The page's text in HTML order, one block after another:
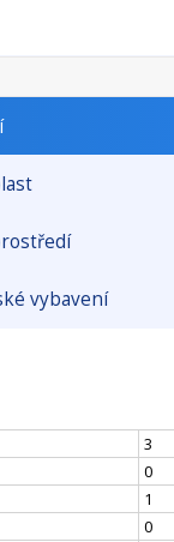
vybavení
3
0
1
0